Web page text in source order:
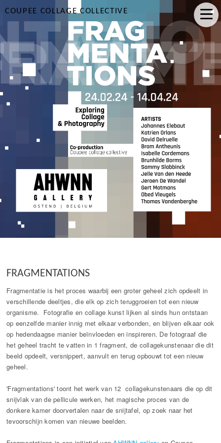
COUPEE COLLAGE COLLECTIVE
FRAGMENTATIONS
Fragmentatie is het proces waarbij een groter geheel zich opdeelt in
verschillende deeltjes, die elk op zich teruggroeien tot een nieuw
organisme. Fotografie en collage kunst lijken al sinds hun ontstaan
op eenzelfde manier innig met elkaar verbonden, en blijven elkaar ook
op hedendaagse manier beïnvloeden en inspireren. De fotograaf die
het geheel tracht te vatten in 1 fragment, de collagekunstenaar die dit
beeld opdeelt, versnippert, aanvult en terug opbouwt tot een nieuw
geheel.
'Fragmentations' toont het werk van 12 collagekunstenaars die op dit
snijvlak van de pellicule werken, het magische proces van de
donkere kamer doorvertalen naar de snijtafel, op zoek naar het
tevoorschijn komen van nieuwe beelden.